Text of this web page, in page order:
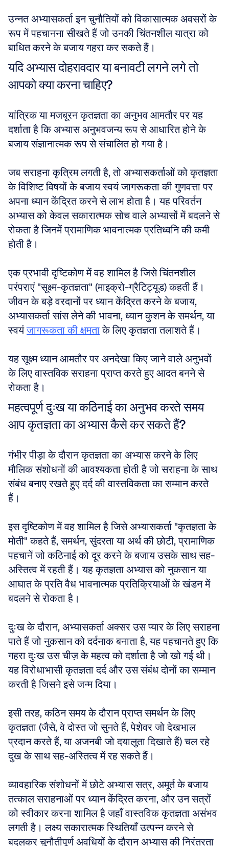
उन्नत अभ्यासकर्ता इन चुनौतियों को विकासात्मक अवसरों के
रूप में पहचानना सीखते हैं जो उनकी चिंतनशील यात्रा को
बाधित करने के बजाय गहरा कर सकते हैं।
यदि अभ्यास दोहरावदार या बनावटी लगने लगे तो
आपको क्या करना चाहिए?
यांत्रिक या मजबूरन कृतज्ञता का अनुभव आमतौर पर यह
दर्शाता है कि अभ्यास अनुभवजन्य रूप से आधारित होने के
बजाय संज्ञानात्मक रूप से संचालित हो गया है।
जब सराहना कृत्रिम लगती है, तो अभ्यासकर्ताओं को कृतज्ञता
के विशिष्ट विषयों के बजाय स्वयं जागरूकता की गुणवत्ता पर
अपना ध्यान केंद्रित करने से लाभ होता है। यह परिवर्तन
अभ्यास को केवल सकारात्मक सोच वाले अभ्यासों में बदलने से
रोकता है जिनमें प्रामाणिक भावनात्मक प्रतिध्वनि की कमी
होती है।
एक प्रभावी दृष्टिकोण में वह शामिल है जिसे चिंतनशील
परंपराएं "सूक्ष्म-कृतज्ञता" (माइक्रो-ग्रैटिट्यूड) कहती हैं।
जीवन के बड़े वरदानों पर ध्यान केंद्रित करने के बजाय,
अभ्यासकर्ता सांस लेने की भावना, ध्यान कुशन के समर्थन, या
स्वयं जागरूकता की क्षमता के लिए कृतज्ञता तलाशते हैं।
यह सूक्ष्म ध्यान आमतौर पर अनदेखा किए जाने वाले अनुभवों
के लिए वास्तविक सराहना प्राप्त करते हुए आदत बनने से
रोकता है।
महत्वपूर्ण दुःख या कठिनाई का अनुभव करते समय
आप कृतज्ञता का अभ्यास कैसे कर सकते हैं?
गंभीर पीड़ा के दौरान कृतज्ञता का अभ्यास करने के लिए
मौलिक संशोधनों की आवश्यकता होती है जो सराहना के साथ
संबंध बनाए रखते हुए दर्द की वास्तविकता का सम्मान करते
हैं।
इस दृष्टिकोण में वह शामिल है जिसे अभ्यासकर्ता "कृतज्ञता के
मोती" कहते हैं, समर्थन, सुंदरता या अर्थ की छोटी, प्रामाणिक
पहचानें जो कठिनाई को दूर करने के बजाय उसके साथ सह-
अस्तित्व में रहती हैं। यह कृतज्ञता अभ्यास को नुकसान या
आघात के प्रति वैध भावनात्मक प्रतिक्रियाओं के खंडन में
बदलने से रोकता है।
दुःख के दौरान, अभ्यासकर्ता अक्सर उस प्यार के लिए सराहना
पाते हैं जो नुकसान को दर्दनाक बनाता है, यह पहचानते हुए कि
गहरा दुःख उस चीज़ के महत्व को दर्शाता है जो खो गई थी।
यह विरोधाभासी कृतज्ञता दर्द और उस संबंध दोनों का सम्मान
करती है जिसने इसे जन्म दिया।
इसी तरह, कठिन समय के दौरान प्राप्त समर्थन के लिए
कृतज्ञता (जैसे, वे दोस्त जो सुनते हैं, पेशेवर जो देखभाल
प्रदान करते हैं, या अजनबी जो दयालुता दिखाते हैं) चल रहे
दुख के साथ सह-अस्तित्व में रह सकते हैं।
व्यावहारिक संशोधनों में छोटे अभ्यास सत्र, अमूर्त के बजाय
तत्काल सराहनाओं पर ध्यान केंद्रित करना, और उन सत्रों
को स्वीकार करना शामिल है जहाँ वास्तविक कृतज्ञता असंभव
लगती है। लक्ष्य सकारात्मक स्थितियाँ उत्पन्न करने से
बदलकर चुनौतीपूर्ण अवधियों के दौरान अभ्यास की निरंतरता